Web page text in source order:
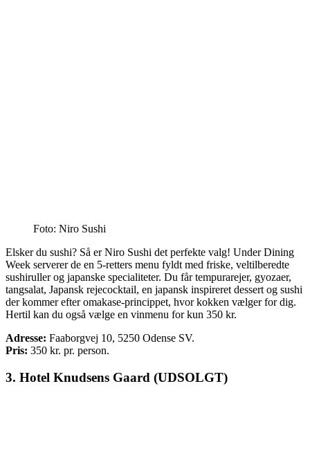
Foto: Niro Sushi
Elsker du sushi? Så er Niro Sushi det perfekte valg! Under Dining
Week serverer de en 5-retters menu fyldt med friske, veltilberedte
sushiruller og japanske specialiteter. Du får tempurarejer, gyozaer,
tangsalat, Japansk rejecocktail, en japansk inspireret dessert og sushi
der kommer efter omakase-princippet, hvor kokken vælger for dig.
Hertil kan du også vælge en vinmenu for kun 350 kr.
Adresse: Faaborgvej 10, 5250 Odense SV.
Pris: 350 kr. pr. person.
3. Hotel Knudsens Gaard (UDSOLGT)